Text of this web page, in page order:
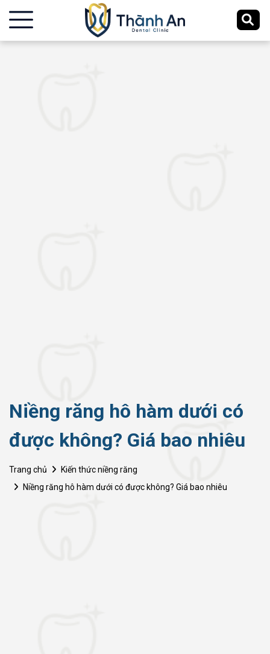
Niềng răng hô hàm dưới có
được không? Giá bao nhiêu
Trang chủ
Kiến thức niềng răng
Niềng răng hô hàm dưới có được không? Giá bao nhiêu